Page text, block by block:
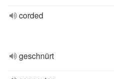
corded
geschnürt